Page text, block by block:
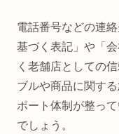
電話番号などの連
基づく表記」や「
く老舗店としての
ブルや商品に関す
ポート体制が整っ
でしょう。